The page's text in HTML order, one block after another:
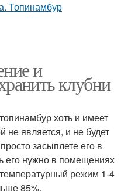
и
клубни
хоть и имеет
не является, и не будет
засыплете его в
его нужно в помещениях
режим 1-4
85%.